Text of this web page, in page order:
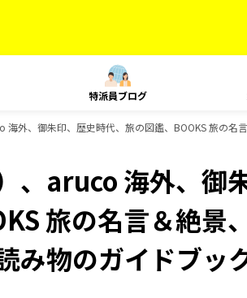
特派員ブログ
外、御朱印、歴史時代、旅の図鑑、BOOKS 旅の名
、aruco 海外、御
旅の名言＆絶景
み物のガイドブッ